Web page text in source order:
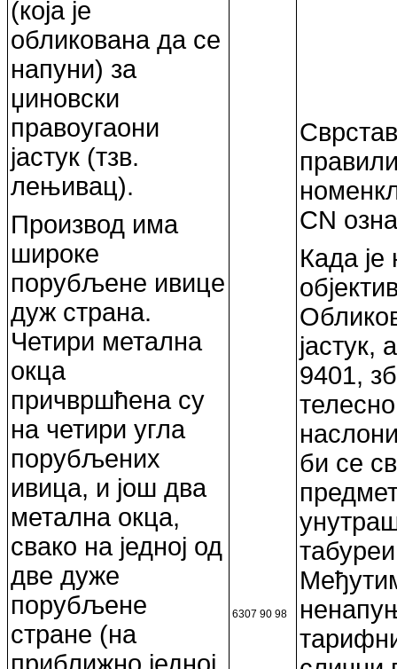
(која је
обликована да се
напуни) за
џиновски
правоугаони
јастук (тзв.
лењивац).
Производ има
широке
порубљене ивице
дуж страна.
Четири метална
окца
причвршћена су
на четири угла
порубљених
ивица, и још два
метална окца,
свако на једној од
две дуже
порубљене
стране (на
приближно једној
6307 90 98
CN
Када је
јастук,
9401,
би се